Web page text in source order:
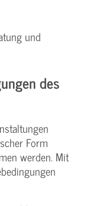
und
des
Form
werden. Mit